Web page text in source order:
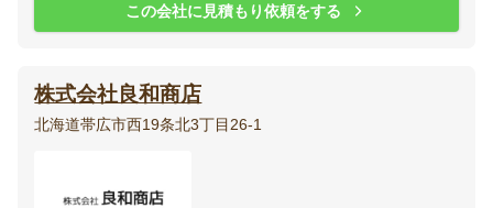
この会社に見積もり依頼をする
株式会社良和商店
北海道帯広市西19条北3丁目26-1